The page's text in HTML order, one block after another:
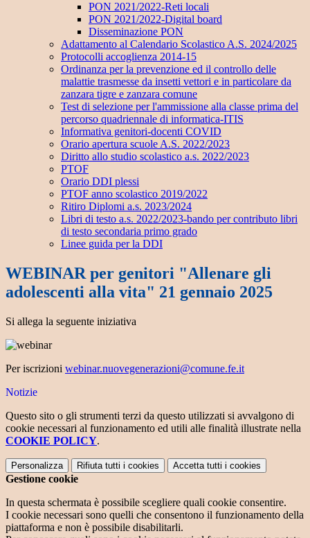
PON 2021/2022-Reti locali
PON 2021/2022-Digital board
Disseminazione PON
Adattamento al Calendario Scolastico A.S. 2024/2025
Protocolli accoglienza 2014-15
Ordinanza per la prevenzione ed il controllo delle
malattie trasmesse da insetti vettori e in particolare da
zanzara tigre e zanzara comune
Test di selezione per l'ammissione alla classe prima del
percorso quadriennale di informatica-ITIS
Informativa genitori-docenti COVID
Orario apertura scuole A.S. 2022/2023
Diritto allo studio scolastico a.s. 2022/2023
PTOF
Orario DDI plessi
PTOF anno scolastico 2019/2022
Ritiro Diplomi a.s. 2023/2024
Libri di testo a.s. 2022/2023-bando per contributo libri
di testo secondaria primo grado
Linee guida per la DDI
WEBINAR per genitori "Allenare gli
adolescenti alla vita" 21 gennaio 2025
Si allega la seguente iniziativa
Per iscrizioni webinar.nuovegenerazioni@comune.fe.it
Notizie
Questo sito o gli strumenti terzi da questo utilizzati si avvalgono di
cookie necessari al funzionamento ed utili alle finalità illustrate nella
COOKIE POLICY.
Personalizza Rifiuta tutti i cookies Accetta tutti i cookies
Gestione cookie
In questa schermata è possibile scegliere quali cookie consentire.
I cookie necessari sono quelli che consentono il funzionamento della
piattaforma e non è possibile disabilitarli.